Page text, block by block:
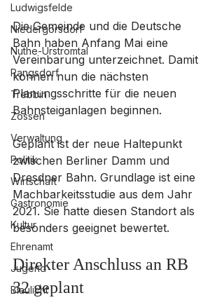
Ludwigsfelde
Niedergörsdorf
Nuthe-Urstromtal
Rangsdorf
Trebbin
Zossen
Verwaltung
Politik
Wirtschaft
Gastronomie
Kultur
Ehrenamt
Jugend
Blaulicht
Die Gemeinde und die Deutsche
Bahn haben Anfang Mai eine
Vereinbarung unterzeichnet. Damit
können nun die nächsten
Planungsschritte für die neuen
Bahnsteiganlagen beginnen.
Geplant ist der neue Haltepunkt
zwischen Berliner Damm und
Dresdner Bahn. Grundlage ist eine
Machbarkeitsstudie aus dem Jahr
2021. Sie hatte diesen Standort als
besonders geeignet bewertet.
Direkter Anschluss an RB
32 geplant